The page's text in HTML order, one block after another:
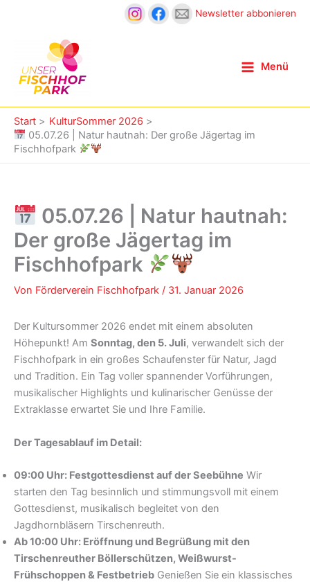
Newsletter abbonieren
Menü
Start
KulturSommer 2026
05.07.26 | Natur hautnah: Der große Jägertag im
Fischhofpark
05.07.26 | Natur hautnah:
Der große Jägertag im
Fischhofpark
Von Förderverein Fischhofpark / 31. Januar 2026
Der Kultursommer 2026 endet mit einem absoluten
Höhepunkt! Am Sonntag, den 5. Juli, verwandelt sich der
Fischhofpark in ein großes Schaufenster für Natur, Jagd
und Tradition. Ein Tag voller spannender Vorführungen,
musikalischer Highlights und kulinarischer Genüsse der
Extraklasse erwartet Sie und Ihre Familie.
Der Tagesablauf im Detail:
09:00 Uhr: Festgottesdienst auf der Seebühne Wir
starten den Tag besinnlich und stimmungsvoll mit einem
Gottesdienst, musikalisch begleitet von den
Jagdhornbläsern Tirschenreuth.
Ab 10:00 Uhr: Eröffnung und Begrüßung mit den
Tirschenreuther Böllerschützen, Weißwurst-
Frühschoppen & Festbetrieb Genießen Sie ein klassisches